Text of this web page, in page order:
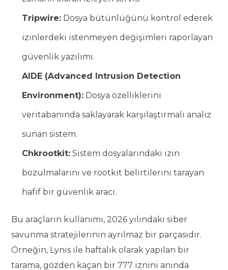
Tripwire: Dosya bütünlüğünü kontrol ederek
izinlerdeki istenmeyen değişimleri raporlayan
güvenlik yazılımı.
AIDE (Advanced Intrusion Detection
Environment): Dosya özelliklerini
veritabanında saklayarak karşılaştırmalı analiz
sunan sistem.
Chkrootkit: Sistem dosyalarındaki izin
bozulmalarını ve rootkit belirtilerini tarayan
hafif bir güvenlik aracı.
Bu araçların kullanımı, 2026 yılındaki siber
savunma stratejilerinin ayrılmaz bir parçasıdır.
Örneğin, Lynis ile haftalık olarak yapılan bir
tarama, gözden kaçan bir 777 iznini anında